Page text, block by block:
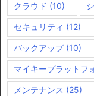
クラウド (10)
セキュリティ (12)
バックアップ(10)
マイキープラットフ
メンテナンス (25)